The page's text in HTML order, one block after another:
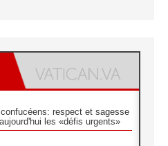
respect et sagesse
les «défis urgents»